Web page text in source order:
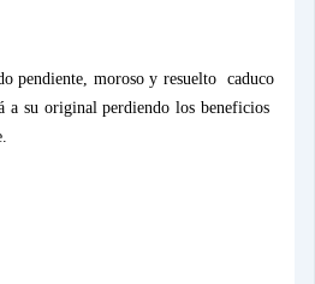
pendiente, moroso y resuelto
caduco
a su original perdiendo los beneficios